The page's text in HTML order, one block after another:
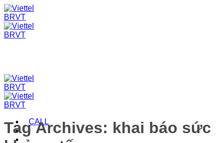
Skip
to
content
CALL
Tag Archives: khai báo sức